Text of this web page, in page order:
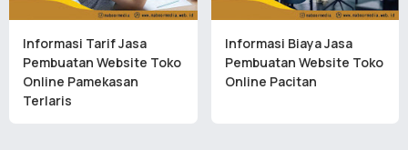
Informasi Tarif Jasa
Pembuatan Website Toko
Online Pamekasan
Terlaris
Informasi Biaya Jasa
Pembuatan Website Toko
Online Pacitan